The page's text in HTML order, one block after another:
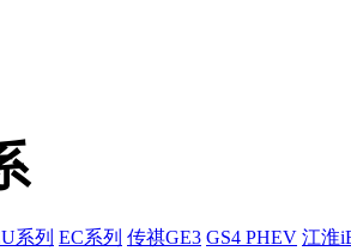
系列 EC系列 传祺GE3 GS4 PHEV 江淮